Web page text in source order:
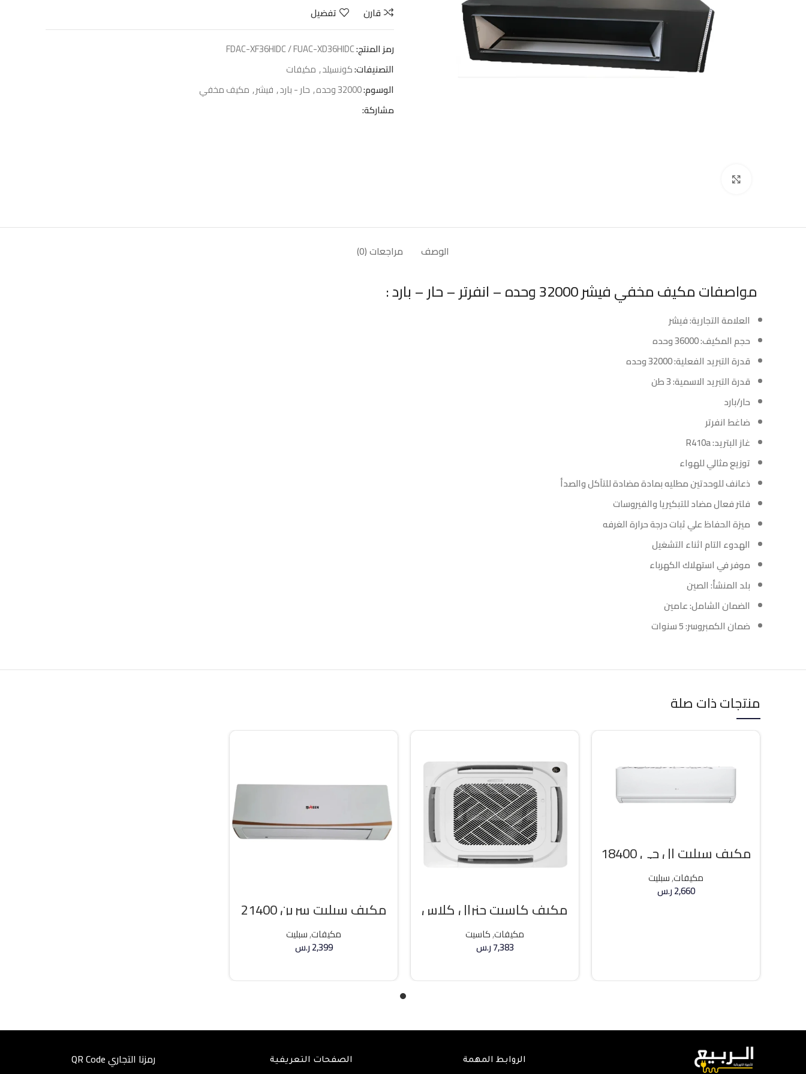
قارن تفضيل
رمز المنتج:FDAC-XF36HIDC / FUAC-XD36HIDC
التصنيفات:كونسيلد, مكيفات
الوسوم:32000 وحده , حار - بارد, فيشر, مكيف مخفي
مشاركة:
الوصف مراجعات (0)
مواصفات مكيف مخفي فيشر 32000 وحده – انفرتر – حار – بارد :
العلامة التجارية: فيشر
حجم المكيف: 36000 وحده
قدرة التبريد الفعلية: 32000 وحده
قدرة التبريد الاسمية: 3 طن
حار/بارد
ضاغط انفرتر
غاز البتريد: R410a
توزيع مثالي للهواء
ذعانف للوحدتين مطليه بمادة مضادة للتآكل والصدأ
فلتر فعال مضاد للتبكيريا والفيروسات
ميزة الحفاظ علي ثبات درجة حرارة الغرفه
الهدوء التام اثناء التشغيل
موفر في استهلاك الكهرباء
بلد المنشأ: الصين
الضمان الشامل: عامين
ضمان الكمبروسر: 5 سنوات
منتجات ذات صلة
مكيف سبليت ال جي 18400 وحده بارد
مكيفات,سبليت
2,660ر.س
مكيف كاسيت جنرال كلاس
36000 وحده حار / بارد
مكيفات,كاسيت
7,383ر.س
مكيف سبليت سرين 21400 وحده بارد
مكيفات,سبليت
2,399ر.س
الروابط المهمة الصفحات التعريفية
رمزنا التجاري QR Code